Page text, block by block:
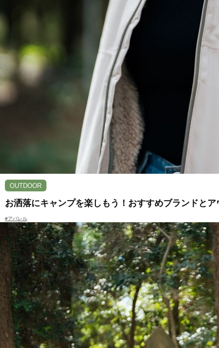
OUTDOOR
お洒落にキャンプを楽しもう！おすすめブランドと
#アパレル